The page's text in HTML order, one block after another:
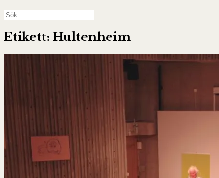
Sök
efter:
Etikett: Hultenheim